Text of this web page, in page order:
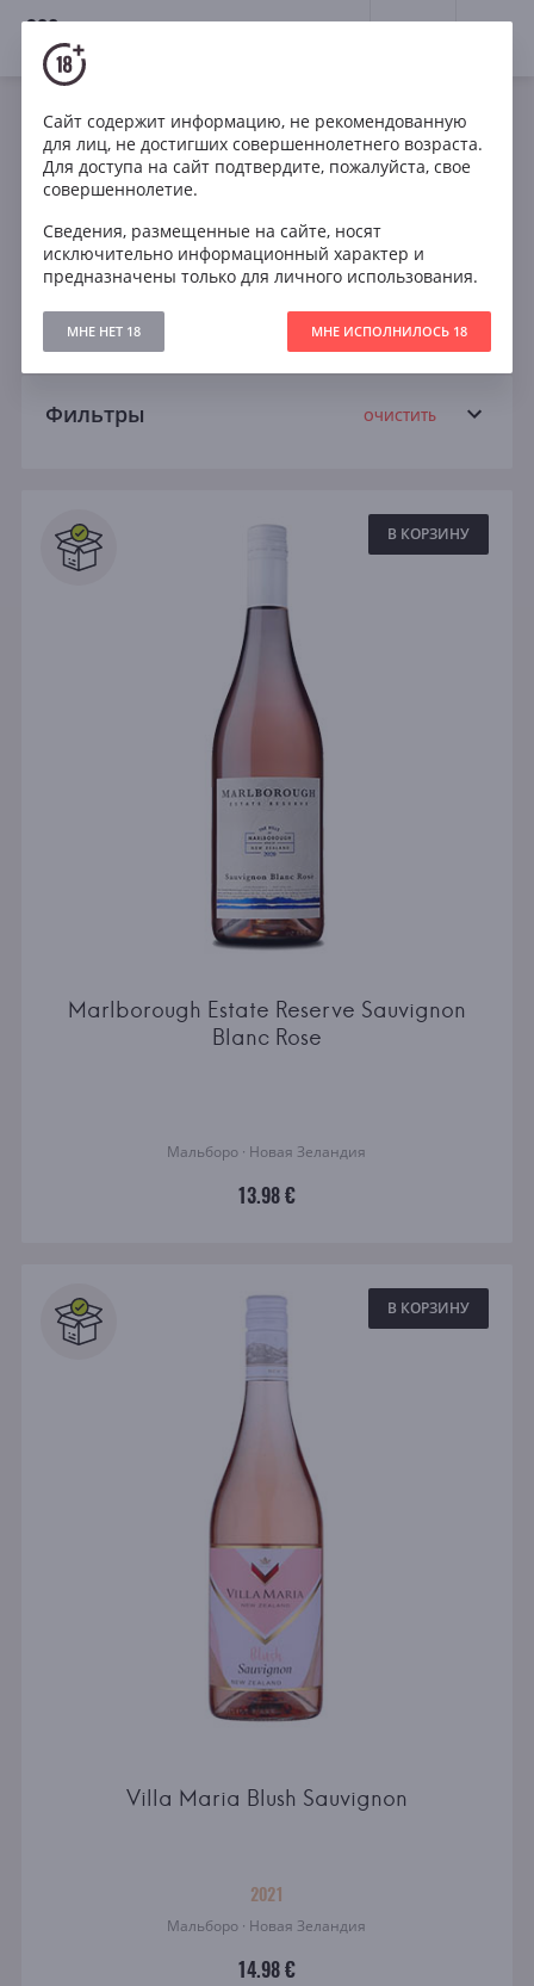
18+
Розовое Кабирне Совиньон Шардоне
Рислинг Санджовезе Шираз
Темпранильо Полусухое
Фильтры ОЧИСТИТЬ
Все В КОРЗИНУ
Marlborough Estate Reserve Sauvignon
Blanc Rose
Мальборо · Новая Зеландия
13.98 €
В КОРЗИНУ
Villa Maria Blush Sauvignon
2021
Мальборо · Новая Зеландия
14.98 €
Сайт содержит информацию, не рекомендованную
для лиц, не достигших совершеннолетнего возраста.
Для доступа на сайт подтвердите, пожалуйста, свое
совершеннолетие.
Сведения, размещенные на сайте, носят
исключительно информационный характер и
предназначены только для личного использования.
МНЕ НЕТ 18 МНЕ ИСПОЛНИЛОСЬ 18